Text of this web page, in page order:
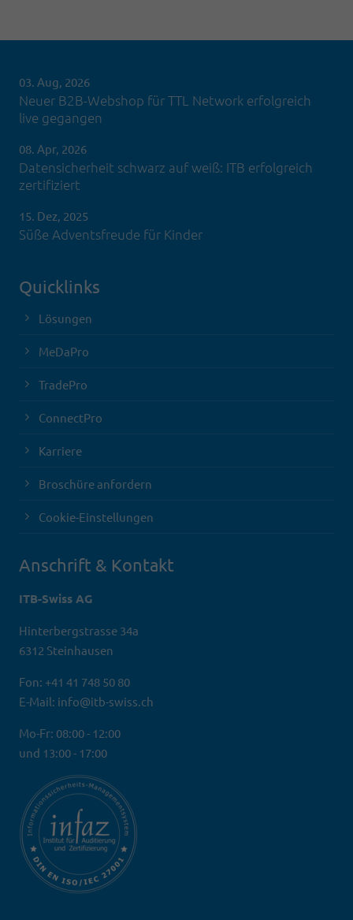
03. Aug, 2026
Neuer B2B-Webshop für TTL Network erfolgreich
live gegangen
08. Apr, 2026
Datensicherheit schwarz auf weiß: ITB erfolgreich
zertifiziert
15. Dez, 2025
Süße Adventsfreude für Kinder
Quicklinks
Lösungen
MeDaPro
TradePro
ConnectPro
Karriere
Broschüre anfordern
Cookie-Einstellungen
Anschrift & Kontakt
ITB-Swiss AG
Hinterbergstrasse 34a
6312 Steinhausen
Fon: +41 41 748 50 80
E-Mail: info@itb-swiss.ch
Mo-Fr: 08:00 - 12:00
und 13:00 - 17:00